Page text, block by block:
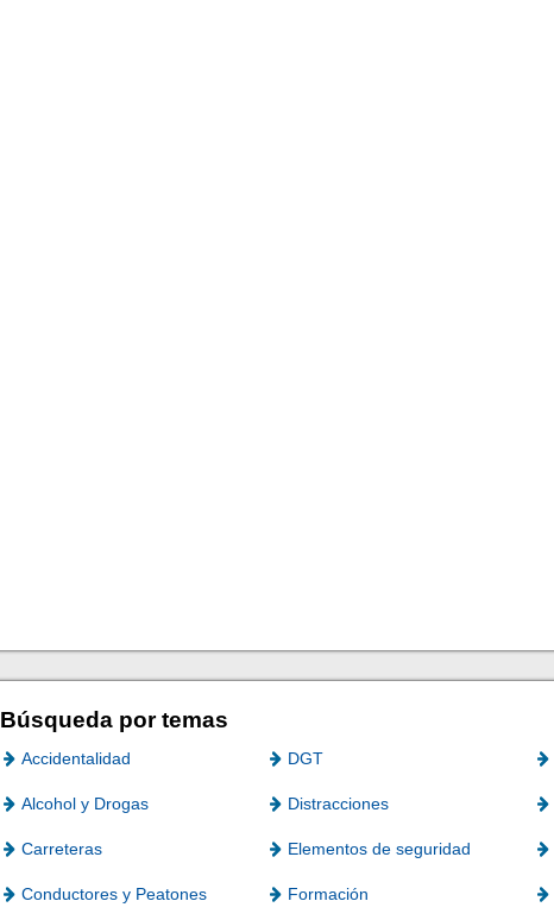
Búsqueda por temas
Accidentalidad DGT
Alcohol y Drogas Distracciones
Carreteras Elementos de seguridad
Conductores y Peatones Formación